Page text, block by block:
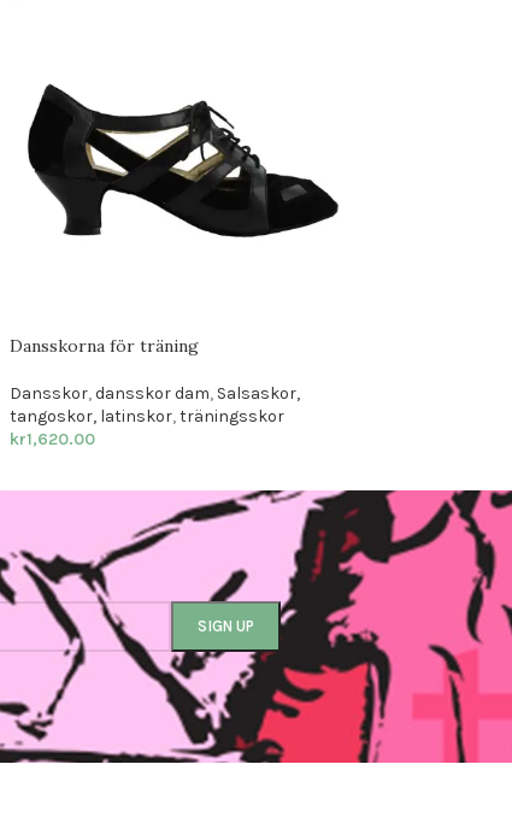
Dansskorna för träning
Dansskor, dansskor dam, Salsaskor,
tangoskor, latinskor, träningsskor
kr1,620.00